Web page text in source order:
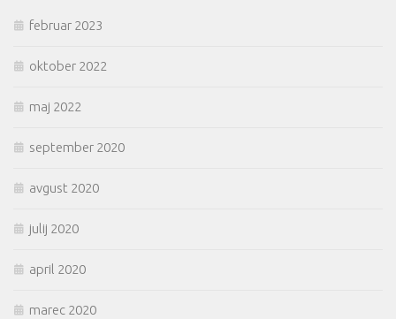
februar 2023
oktober 2022
maj 2022
september 2020
avgust 2020
julij 2020
april 2020
marec 2020